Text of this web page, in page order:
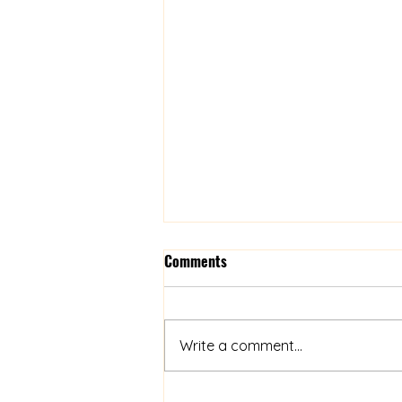
내가 했지! (08/01/26)
한 연못에 개구리 한 마리와 새 두
마리가 사이좋게 살고 있었습니다.
어느 해 여름, 극심한 가뭄으로 연
못물이 말라갑니다. 그곳에 계속
Comments
Write a comment...